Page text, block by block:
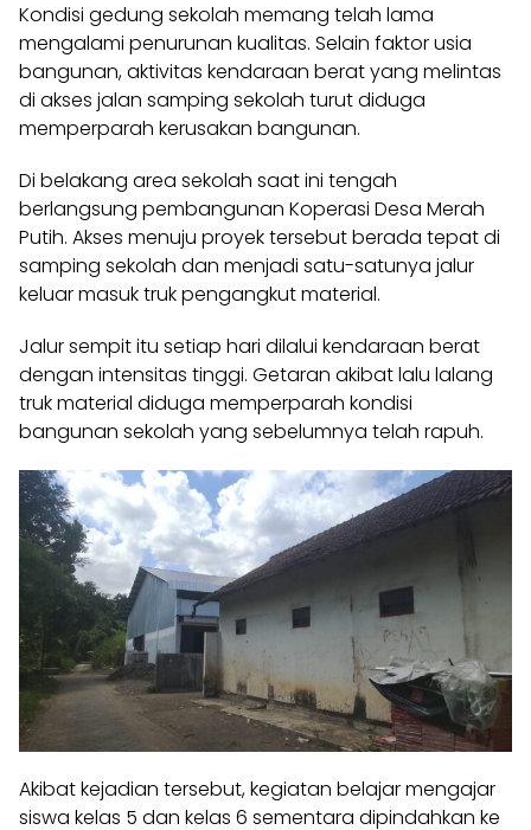
Kondisi gedung sekolah memang telah lama
mengalami penurunan kualitas. Selain faktor usia
bangunan, aktivitas kendaraan berat yang melintas
di akses jalan samping sekolah turut diduga
memperparah kerusakan bangunan.
Di belakang area sekolah saat ini tengah
berlangsung pembangunan Koperasi Desa Merah
Putih. Akses menuju proyek tersebut berada tepat di
samping sekolah dan menjadi satu-satunya jalur
keluar masuk truk pengangkut material.
Jalur sempit itu setiap hari dilalui kendaraan berat
dengan intensitas tinggi. Getaran akibat lalu lalang
truk material diduga memperparah kondisi
bangunan sekolah yang sebelumnya telah rapuh.
Akibat kejadian tersebut, kegiatan belajar mengajar
siswa kelas 5 dan kelas 6 sementara dipindahkan ke